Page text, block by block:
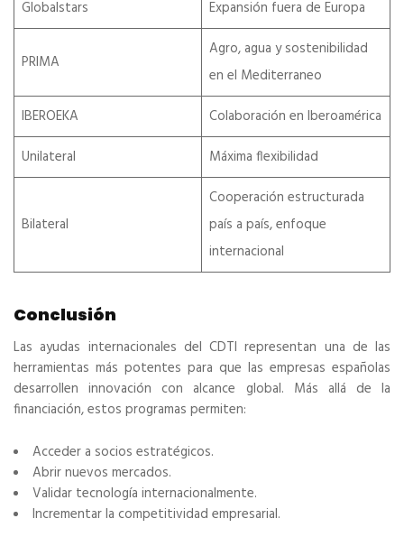
Globalstars
Expansión fuera de Europa
PRIMA
Agro, agua y sostenibilidad
en el Mediterraneo
IBEROEKA
Colaboración en Iberoamérica
Unilateral
Máxima flexibilidad
Bilateral
Cooperación estructurada
país a país, enfoque
internacional
Conclusión
Las ayudas internacionales del CDTI representan una de las
herramientas más potentes para que las empresas españolas
desarrollen innovación con alcance global. Más allá de la
financiación, estos programas permiten:
Acceder a socios estratégicos.
Abrir nuevos mercados.
Validar tecnología internacionalmente.
Incrementar la competitividad empresarial.